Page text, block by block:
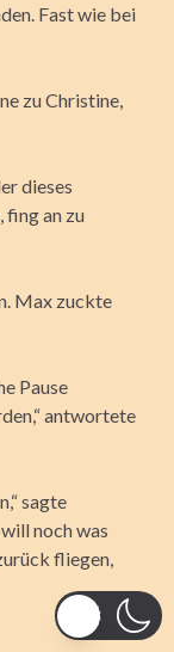
Fast wie bei
zu Christine,
dieses
fing an zu
Max zuckte
Pause
antwortete
sagte
noch was
fliegen,